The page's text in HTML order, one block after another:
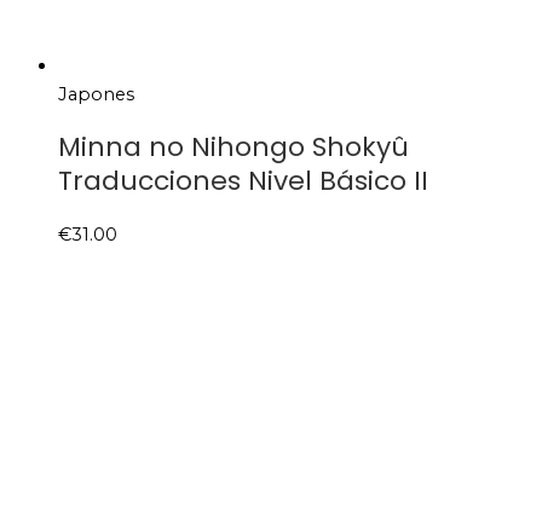
Japones
Minna no Nihongo Shokyû
Traducciones Nivel Básico II
€31.00